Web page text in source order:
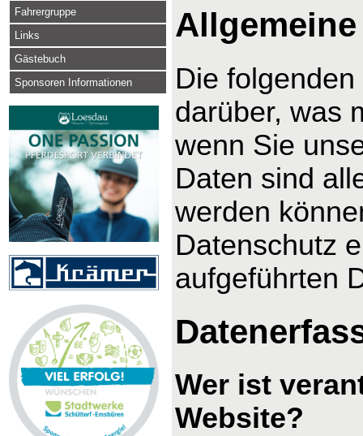
Fahrergruppe
Links
Gästebuch
Sponsoren Informationen
Die
darüber, was
wenn Sie
Daten sind
werden
Datenschutz
aufgeführten
Wer ist
Website?